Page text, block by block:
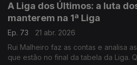
A Liga dos Últimos: a luta
manterem na 1ª Liga
Ep. 73
21 abr. 2026
Rui Malheiro faz as contas e analisa
que estão no final da tabela da Liga.